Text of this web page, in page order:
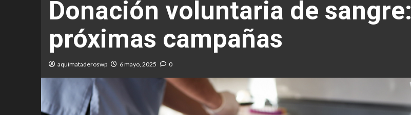
Donación voluntaria de sangre:
próximas campañas
aquimataderoswp 6 mayo, 2025 0